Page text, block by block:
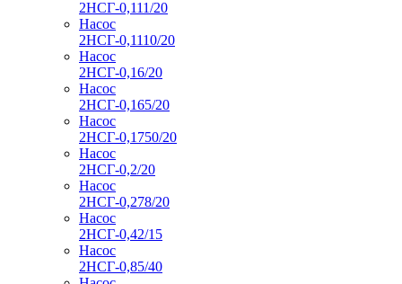
2НСГ-0,111/20
Насос
2НСГ-0,1110/20
Насос
2НСГ-0,16/20
Насос
2НСГ-0,165/20
Насос
2НСГ-0,1750/20
Насос
2НСГ-0,2/20
Насос
2НСГ-0,278/20
Насос
2НСГ-0,42/15
Насос
2НСГ-0,85/40